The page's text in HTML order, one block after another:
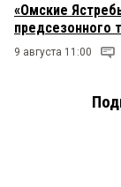
«Омские
предсезонного
9 августа 11:00